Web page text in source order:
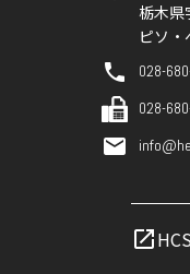
栃木県
ピソ
028-
028-